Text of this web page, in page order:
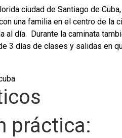
ciudad de Santiago de
una familia en el centro de la
al día. Durante la caminata
3 días de clases y salidas en
práctica: